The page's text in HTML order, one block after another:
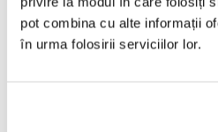
pot combina cu alte informații
în urma folosirii serviciilor lor.
PRODUSE